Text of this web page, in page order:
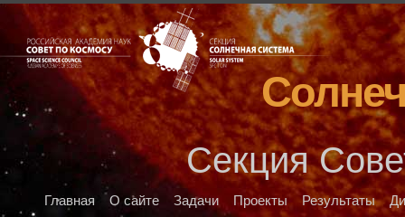
Секция
Главная О сайте Задачи Проекты Результаты